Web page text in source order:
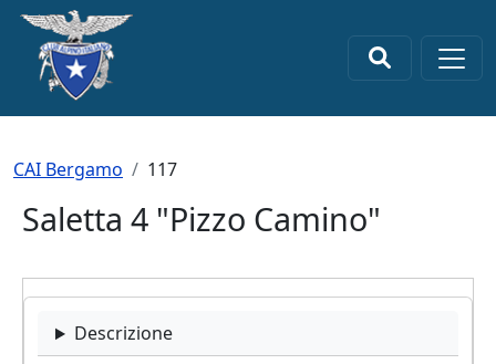
Salta al contenuto principale
Briciole di pane
CAI Bergamo 117
Saletta 4 "Pizzo Camino"
Descrizione
×